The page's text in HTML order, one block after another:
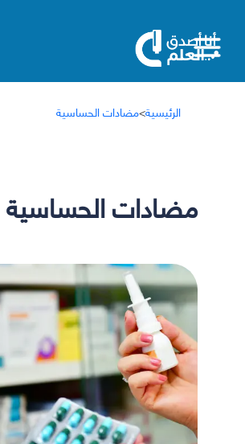
الرئيسية>مضادات الحساسية
مضادات الحساسية